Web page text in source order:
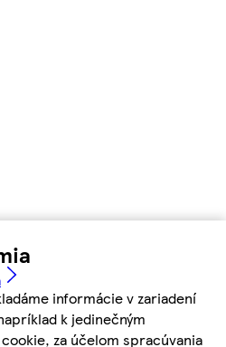
informácie v zariadení
k jedinečným
za účelom spracúvania